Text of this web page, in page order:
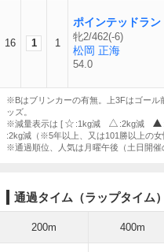
16 1 1
ポインテッドラン
牝2/462(-6)
松岡 正海
54.0
※Bはブリンカーの有無。上3Fはゴール
ッズ。
※減量表示は [
:1kg減 :2kg減
:2kg減（※5年以上、又は101勝以上の女
※通過順位、人気は月曜午後（土日開催
通過タイム（ラップタイム）
200m 400m